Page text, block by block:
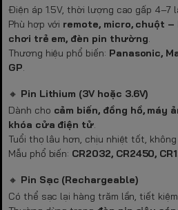
Điện áp 1.5V, thời lượng cao gấp 4–7
Phù hợp với remote, micro, chuột –
chơi trẻ em, đèn pin thường.
Thương hiệu phổ biến: Panasonic,
GP.
🔸 Pin Lithium (3V hoặc 3.6V)
Dành cho cảm biến, đồng hồ, máy
khóa cửa điện tử.
Tuổi thọ lâu hơn, chịu nhiệt tốt, không
Mẫu phổ biến: CR2032, CR2450,
🔸 Pin Sạc (Rechargeable)
Có thể sạc lại hàng trăm lần, tiết